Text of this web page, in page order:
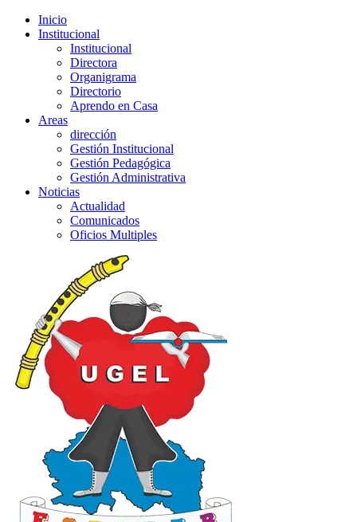
Inicio
Institucional
Institucional
Directora
Organigrama
Directorio
Aprendo en Casa
Areas
dirección
Gestión Institucional
Gestión Pedagógica
Gestión Administrativa
Noticias
Actualidad
Comunicados
Oficios Multiples